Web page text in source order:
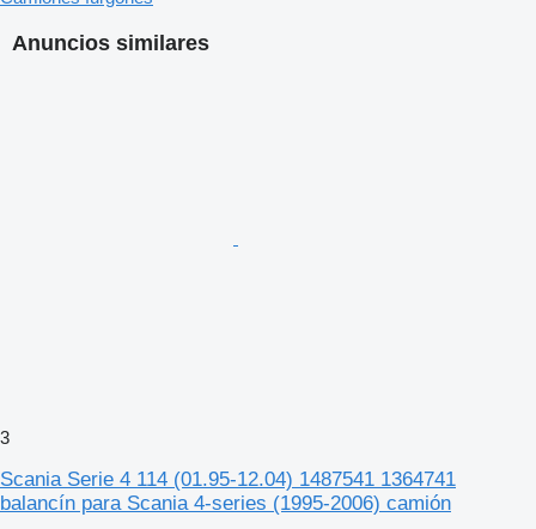
Anuncios similares
3
Scania Serie 4 114 (01.95-12.04) 1487541 1364741
balancín para Scania 4-series (1995-2006) camión